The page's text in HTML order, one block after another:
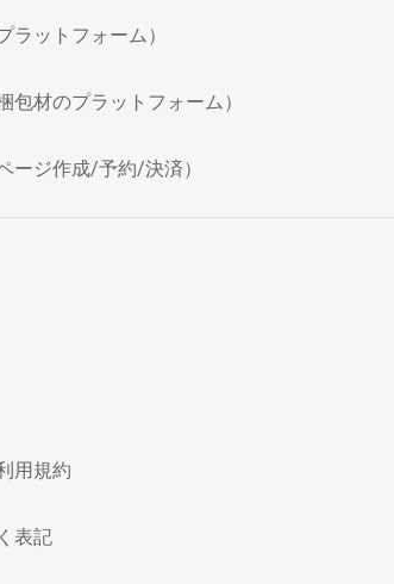
ラットフォーム）
包材のプラットフォーム）
ージ作成/予約/決済）
用規約
表記